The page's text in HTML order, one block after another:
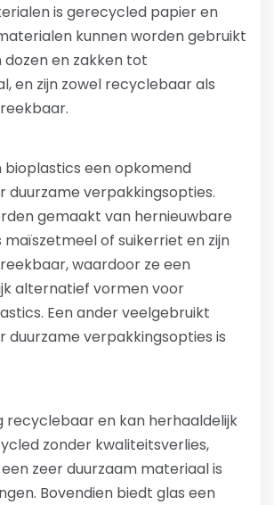
is gerecycled papier en
kunnen worden gebruikt
dozen en zakken tot
en zijn zowel recyclebaar als
bioplastics een opkomend
duurzame verpakkingsopties.
gemaakt van hernieuwbare
maïszetmeel of suikerriet en zijn
waardoor ze een
alternatief vormen voor
Een ander veelgebruikt
duurzame verpakkingsopties is
recyclebaar en kan herhaaldelijk
zonder kwaliteitsverlies,
zeer duurzaam materiaal is
Bovendien biedt glas een